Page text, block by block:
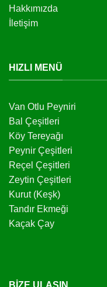
Hakkımızda
İletişim
HIZLI MENÜ
Van Otlu Peyniri
Bal Çeşitleri
Köy Tereyağı
Peynir Çeşitleri
Reçel Çeşitleri
Zeytin Çeşitleri
Kurut (Keşk)
Tandır Ekmeği
Kaçak Çay